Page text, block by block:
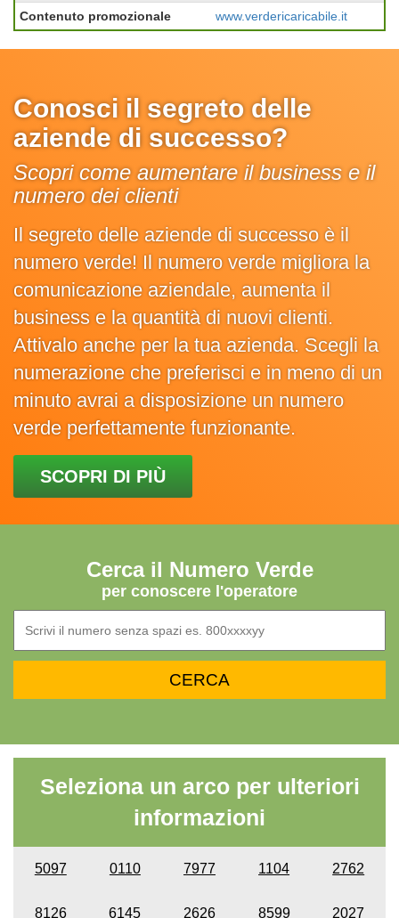
Contenuto promozionale
www.verdericaricabile.it
Conosci il segreto delle
aziende di successo?
Scopri come aumentare il business e il
numero dei clienti
Il segreto delle aziende di successo è il
numero verde! Il numero verde migliora la
comunicazione aziendale, aumenta il
business e la quantità di nuovi clienti.
Attivalo anche per la tua azienda. Scegli la
numerazione che preferisci e in meno di un
minuto avrai a disposizione un numero
verde perfettamente funzionante.
SCOPRI DI PIÙ
Cerca il Numero Verde
per conoscere l'operatore
Seleziona un arco per ulteriori
informazioni
5097 0110 7977 1104 2762
8126 6145 2626 8599 2027